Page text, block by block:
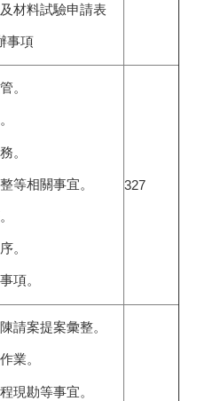
材料試驗申請表
事項
。
。
等相關事宜。
。
項。
327
請案提案彙整。
業。
現勘等事宜。